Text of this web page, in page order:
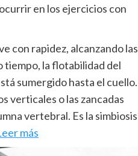
en los ejercicios con
con rapidez, alcanzando las
tiempo, la flotabilidad del
sumergido hasta el cuello.
verticales o las zancadas
vertebral. Es la simbiosis
más